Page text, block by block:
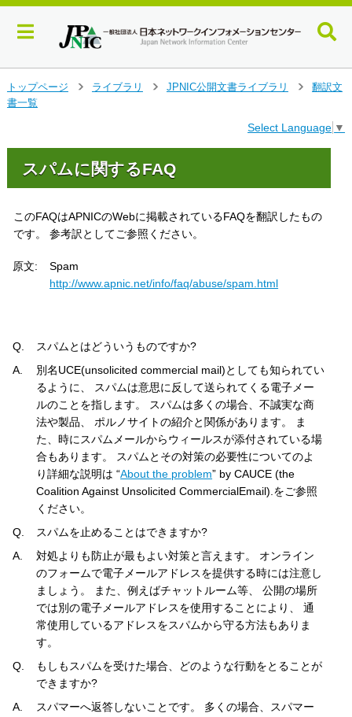
イ
ン
トップページ
ライブラリ
JPNIC公開文書ライブラリ
翻訳文
書一覧
Select Language ▼
スパムに関するFAQ
このFAQはAPNICのWebに掲載されているFAQを翻訳したもの
です。 参考訳としてご参照ください。
原文:
Spam
http://www.apnic.net/info/faq/abuse/spam.html
Q.
スパムとはどういうものですか?
A.
別名UCE(unsolicited commercial mail)としても知られてい
るように、 スパムは意思に反して送られてくる電子メー
ルのことを指します。 スパムは多くの場合、不誠実な商
法や製品、 ポルノサイトの紹介と関係があります。 ま
た、時にスパムメールからウィールスが添付されている場
合もあります。 スパムとその対策の必要性についてのよ
り詳細な説明は “About the problem” by CAUCE (the
Coalition Against Unsolicited CommercialEmail).をご参照
ください。
Q.
スパムを止めることはできますか?
A.
対処よりも防止が最もよい対策と言えます。 オンライン
のフォームで電子メールアドレスを提供する時には注意し
ましょう。 また、例えばチャットルーム等、 公開の場所
では別の電子メールアドレスを使用することにより、 通
常使用しているアドレスをスパムから守る方法もありま
す。
Q.
もしもスパムを受けた場合、どのような行動をとることが
できますか?
A.
スパマーへ返答しないことです。 多くの場合、スパマー